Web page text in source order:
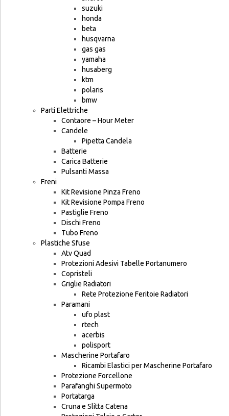
suzuki
honda
beta
husqvarna
gas gas
yamaha
husaberg
ktm
polaris
bmw
Parti Elettriche
Contaore – Hour Meter
Candele
Pipetta Candela
Batterie
Carica Batterie
Pulsanti Massa
Freni
Kit Revisione Pinza Freno
Kit Revisione Pompa Freno
Pastiglie Freno
Dischi Freno
Tubo Freno
Plastiche Sfuse
Atv Quad
Protezioni Adesivi Tabelle Portanumero
Copristeli
Griglie Radiatori
Rete Protezione Feritoie Radiatori
Paramani
ufo plast
rtech
acerbis
polisport
Mascherine Portafaro
Ricambi Elastici per Mascherine Portafaro
Protezione Forcellone
Parafanghi Supermoto
Portatarga
Cruna e Slitta Catena